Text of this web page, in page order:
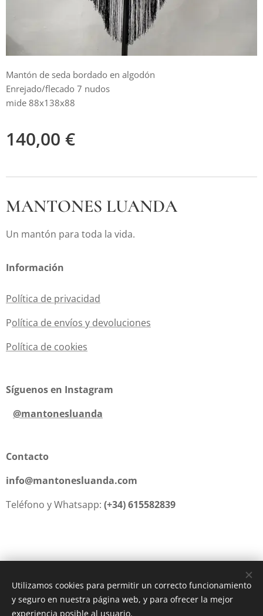
Mantón de seda bordado en algodón
Enrejado/flecado 7 nudos
mide 88x138x88
140,00 €
MANTONES LUANDA
Un mantón para toda la vida.
Información
Política de privacidad
Política de envíos y devoluciones
Política de cookies
Síguenos en Instagram
@mantonesluanda
Contacto
info@mantonesluanda.com
Teléfono y Whatsapp: (+34) 615582839
Creado conWebnode Cookies
Utilizamos cookies para permitir un correcto funcionamiento
y seguro en nuestra página web, y para ofrecer la mejor
experiencia posible al usuario.